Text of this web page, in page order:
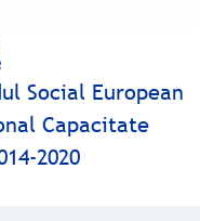
Social European
Capacitate
2020